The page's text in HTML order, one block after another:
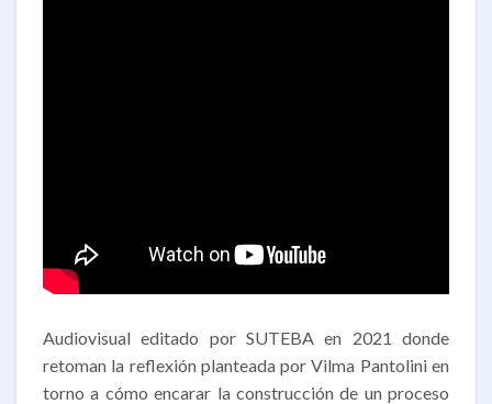
Audiovisual editado por SUTEBA en 2021 donde
retoman la reflexión planteada por Vilma Pantolini en
torno a cómo encarar la construcción de un proceso